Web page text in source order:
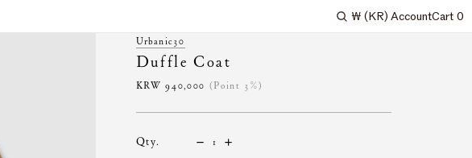
Search
₩ (KR) AccountCart 0
Urbanic30
Duffle Coat
KRW940,000 (Point 3%)
qty.